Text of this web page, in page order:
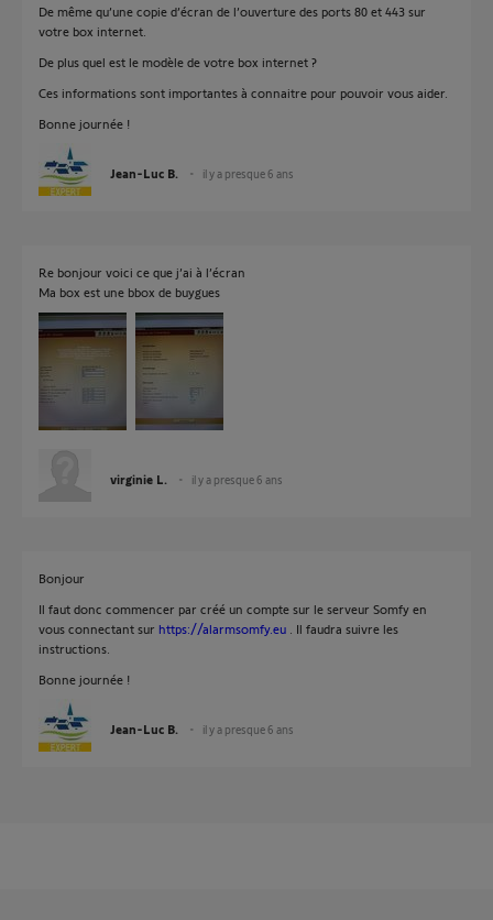
De même qu’une copie d’écran de l’ouverture des ports 80 et 443 sur
votre box internet.
De plus quel est le modèle de votre box internet ?
Ces informations sont importantes à connaitre pour pouvoir vous aider.
Bonne journée !
Jean-Luc B. il y a presque 6 ans
Re bonjour voici ce que j’ai à l’écran
Ma box est une bbox de buygues
virginie L. il y a presque 6 ans
Bonjour
Il faut donc commencer par créé un compte sur le serveur Somfy en
vous connectant sur https://alarmsomfy.eu . Il faudra suivre les
instructions.
Bonne journée !
Jean-Luc B. il y a presque 6 ans